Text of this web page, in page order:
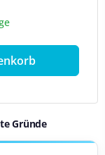
Gründe